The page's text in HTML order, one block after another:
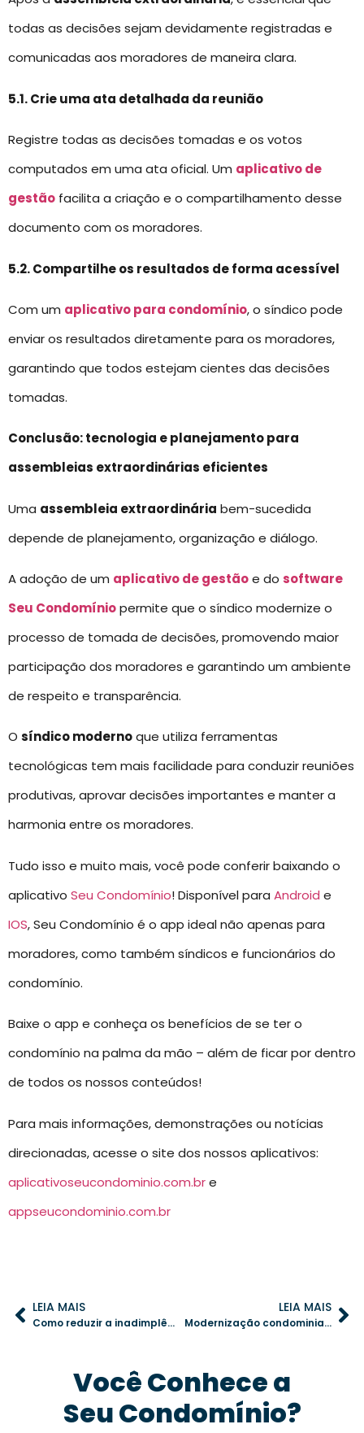
todas as decisões sejam devidamente registradas e
comunicadas aos moradores de maneira clara.
5.1. Crie uma ata detalhada da reunião
Registre todas as decisões tomadas e os votos
computados em uma ata oficial. Um aplicativo de
gestão facilita a criação e o compartilhamento desse
documento com os moradores.
5.2. Compartilhe os resultados de forma acessível
Com um aplicativo para condomínio, o síndico pode
enviar os resultados diretamente para os moradores,
garantindo que todos estejam cientes das decisões
tomadas.
Conclusão: tecnologia e planejamento para
assembleias extraordinárias eficientes
Uma assembleia extraordinária bem-sucedida
depende de planejamento, organização e diálogo.
A adoção de um aplicativo de gestãoe do software
Seu Condomíniopermite que o síndico modernize o
processo de tomada de decisões, promovendo maior
participação dos moradores e garantindo um ambiente
de respeito e transparência.
O síndico modernoque utiliza ferramentas
tecnológicas tem mais facilidade para conduzir reuniões
produtivas, aprovar decisões importantes e manter a
harmonia entre os moradores.
Tudo isso e muito mais, você pode conferir baixando o
aplicativo Seu Condomínio! Disponível para Android e
IOS, Seu Condomínio é o app ideal não apenas para
moradores, como também síndicos e funcionários do
condomínio.
Baixe o app e conheça os benefícios de se ter o
condomínio na palma da mão – além de ficar por dentro
de todos os nossos conteúdos!
Para mais informações, demonstrações ou notícias
direcionadas, acesse o site dos nossos aplicativos:
aplicativoseucondominio.com.bre
appseucondominio.com.br
LEIA MAIS
Como reduzir a inadimplência em condomínios: 3 estratégias práticas para síndicos
LEIA MAIS
Modernização condominial: como a tecnologia facilita a administração e a convivência
Você Conhece a
Seu Condomínio?